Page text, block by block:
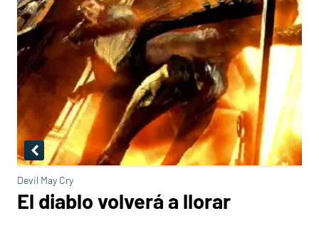
Devil May Cry
El diablo volverá a llorar